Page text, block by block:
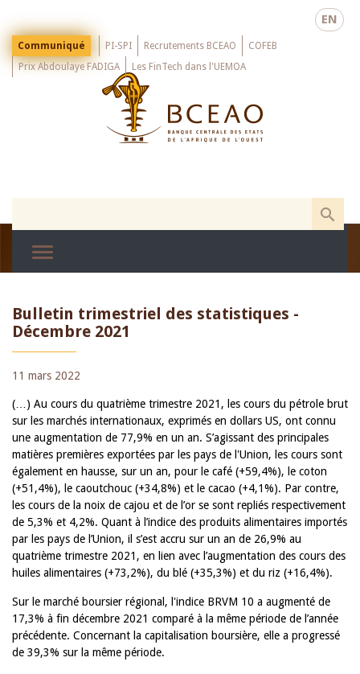
main
EN
Menu
Top
Communiqué PI-SPI Recrutements BCEAO
COFEB
Prix Abdoulaye FADIGA
Les FinTech dans l'UEMOA
Bulletin trimestriel des statistiques -
Décembre 2021
11 mars 2022
(…) Au cours du quatrième trimestre 2021, les cours du pétrole brut
sur les marchés internationaux, exprimés en dollars US, ont connu
une augmentation de 77,9% en un an. S’agissant des principales
matières premières exportées par les pays de l'Union, les cours sont
également en hausse, sur un an, pour le café (+59,4%), le coton
(+51,4%), le caoutchouc (+34,8%) et le cacao (+4,1%). Par contre,
les cours de la noix de cajou et de l’or se sont repliés respectivement
de 5,3% et 4,2%. Quant à l’indice des produits alimentaires importés
par les pays de l’Union, il s’est accru sur un an de 26,9% au
quatrième trimestre 2021, en lien avec l’augmentation des cours des
huiles alimentaires (+73,2%), du blé (+35,3%) et du riz (+16,4%).
Sur le marché boursier régional, l'indice BRVM 10 a augmenté de
17,3% à fin décembre 2021 comparé à la même période de l’année
précédente. Concernant la capitalisation boursière, elle a progressé
de 39,3% sur la même période.